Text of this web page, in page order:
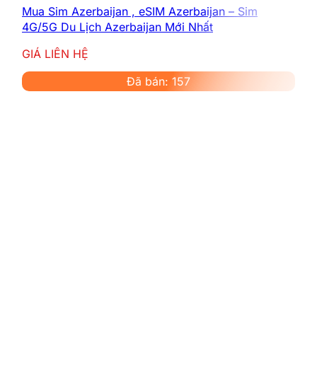
Mua Sim Azerbaijan , eSIM Azerbaijan – Sim
4G/5G Du Lịch Azerbaijan Mới Nhất
GIÁ LIÊN HỆ
Đã bán: 157